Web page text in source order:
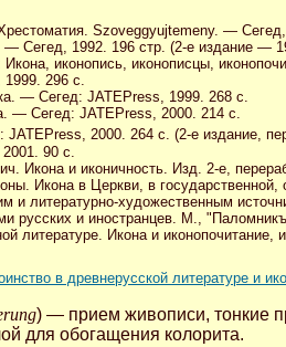
Szoveggyujtemeny. —
Сегед, 1992. 196 стр. (2-е издание —
иконопись, иконописцы,
296 с.
— Сегед: JATEPress, 1999. 268 с.
— Сегед: JATEPress, 2000. 214 с.
JATEPress, 2000. 264 с. (2-е издание,
90 с.
Икона и иконичность. Изд. 2-е,
Икона в Церкви, в
и литературно-художественным
русских и иностранцев. М.,
литературе. Икона и
в древнерусской литературе и
) — прием живописи, тонкие
для обогащения колорита.